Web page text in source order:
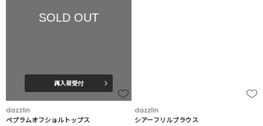
SOLD OUT
再入荷受付
dazzlin
ペプラムオフショルトップス
dazzlin
シアーフリルブラウス